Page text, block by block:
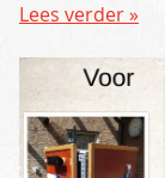
Lees verder »